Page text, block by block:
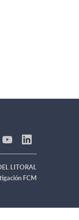
LITORAL
FCM